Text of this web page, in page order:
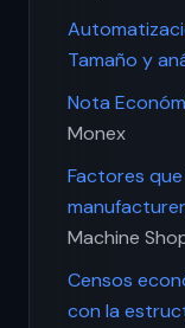
Tamaño y
Nota
Monex
Factores
Machine
Censos
con la